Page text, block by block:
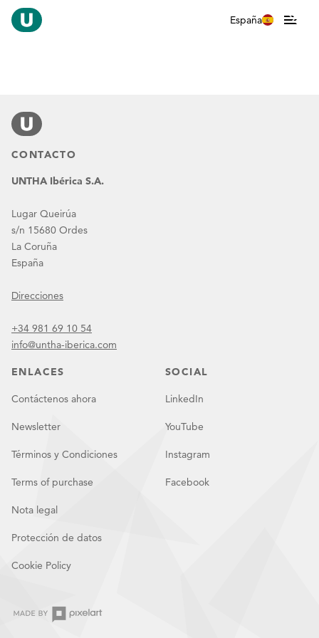
España
CONTACTO
UNTHA Ibérica S.A.
Lugar Queirúa
s/n 15680 Ordes
La Coruña
España
Direcciones
+34 981 69 10 54
info@untha-iberica.com
ENLACES
Contáctenos ahora
Newsletter
Términos y Condiciones
Terms of purchase
Nota legal
Protección de datos
Cookie Policy
SOCIAL
LinkedIn
YouTube
Instagram
Facebook